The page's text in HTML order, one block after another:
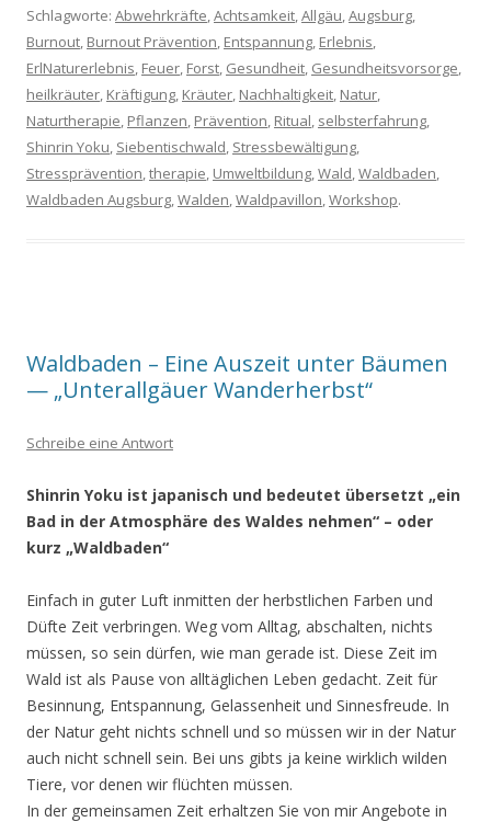
Schlagworte: Abwehrkräfte,Achtsamkeit,Allgäu,Augsburg,
Burnout, Burnout Prävention, Entspannung, Erlebnis,
ErlNaturerlebnis, Feuer, Forst, Gesundheit, Gesundheitsvorsorge,
heilkräuter, Kräftigung, Kräuter, Nachhaltigkeit, Natur,
Naturtherapie, Pflanzen, Prävention, Ritual, selbsterfahrung,
Shinrin Yoku, Siebentischwald, Stressbewältigung,
Stressprävention,therapie, Umweltbildung,Wald,Waldbaden,
Waldbaden Augsburg,Walden,Waldpavillon,Workshop.
Waldbaden – Eine Auszeit unter Bäumen
— „Unterallgäuer Wanderherbst“
Schreibe eine Antwort
Shinrin Yoku ist japanisch und bedeutet übersetzt „ein
Bad in der Atmosphäre des Waldes nehmen“ – oder
kurz „Waldbaden“
Einfach in guter Luft inmitten der herbstlichen Farben und
Düfte Zeit verbringen. Weg vom Alltag, abschalten, nichts
müssen, so sein dürfen, wie man gerade ist. Diese Zeit im
Wald ist als Pause von alltäglichen Leben gedacht. Zeit für
Besinnung, Entspannung, Gelassenheit und Sinnesfreude. In
der Natur geht nichts schnell und so müssen wir in der Natur
auch nicht schnell sein. Bei uns gibts ja keine wirklich wilden
Tiere, vor denen wir flüchten müssen.
In der gemeinsamen Zeit erhaltzen Sie von mir Angebote in